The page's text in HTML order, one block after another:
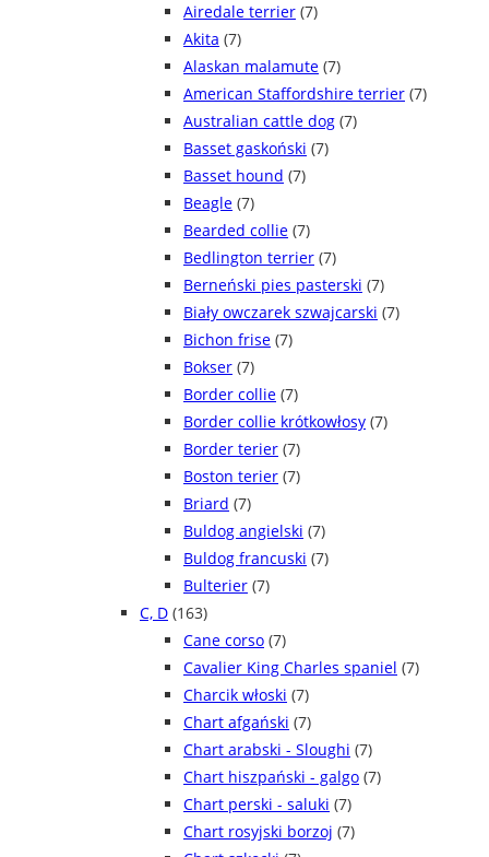
Airedale terrier (7)
Akita (7)
Alaskan malamute (7)
American Staffordshire terrier (7)
Australian cattle dog (7)
Basset gaskoński (7)
Basset hound (7)
Beagle (7)
Bearded collie (7)
Bedlington terrier (7)
Berneński pies pasterski (7)
Biały owczarek szwajcarski (7)
Bichon frise (7)
Bokser (7)
Border collie (7)
Border collie krótkowłosy (7)
Border terier (7)
Boston terier (7)
Briard (7)
Buldog angielski (7)
Buldog francuski (7)
Bulterier (7)
C, D (163)
Cane corso (7)
Cavalier King Charles spaniel (7)
Charcik włoski (7)
Chart afgański (7)
Chart arabski - Sloughi (7)
Chart hiszpański - galgo (7)
Chart perski - saluki (7)
Chart rosyjski borzoj (7)